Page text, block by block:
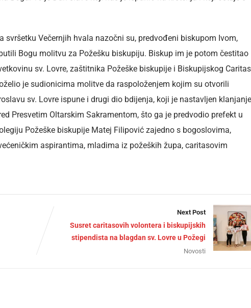
svršetku Večernjih hvala nazočni su, predvođeni biskupom Ivom,
Bogu molitvu za Požešku biskupiju. Biskup im je potom čestitao
sv. Lovre, zaštitnika Požeške biskupije i Biskupijskog
je sudionicima molitve da raspoloženjem kojim su otvorili
sv. Lovre ispune i drugi dio bdijenja, koji je nastavljen
Presvetim Oltarskim Sakramentom, što ga je predvodio prefekt u
Požeške biskupije Matej Filipović zajedno s bogoslovima,
aspirantima, mladima iz požeških župa, caritasovim
Next Post
Susret caritasovih volontera i biskupijskih
stipendista na blagdan sv. Lovre u Požegi
Novosti